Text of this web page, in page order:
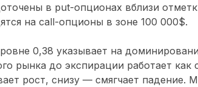
в put-опционах вблизи
на call-опционы в зоне 100 000$.
0,38 указывает на
рынка до экспирации работает как
рост, снизу — смягчает падение.